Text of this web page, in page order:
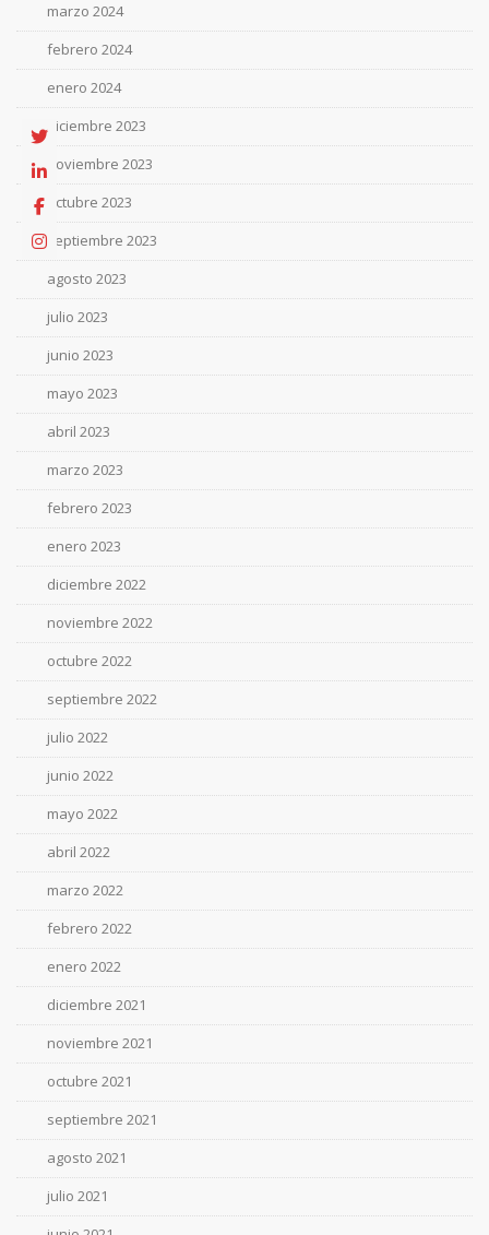
marzo 2024
febrero 2024
enero 2024
diciembre 2023
noviembre 2023
octubre 2023
septiembre 2023
agosto 2023
julio 2023
junio 2023
mayo 2023
abril 2023
marzo 2023
febrero 2023
enero 2023
diciembre 2022
noviembre 2022
octubre 2022
septiembre 2022
julio 2022
junio 2022
mayo 2022
abril 2022
marzo 2022
febrero 2022
enero 2022
diciembre 2021
noviembre 2021
octubre 2021
septiembre 2021
agosto 2021
julio 2021